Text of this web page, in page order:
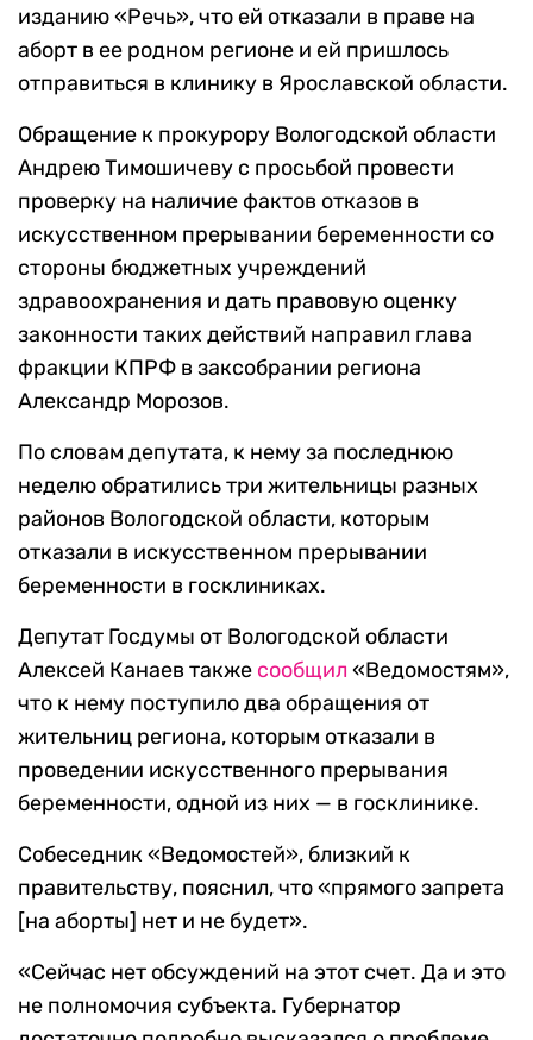
изданию «Речь», что ей отказали в праве на
аборт в ее родном регионе и ей пришлось
отправиться в клинику в Ярославской области.
Обращение к прокурору Вологодской области
Андрею Тимошичеву с просьбой провести
проверку на наличие фактов отказов в
искусственном прерывании беременности со
стороны бюджетных учреждений
здравоохранения и дать правовую оценку
законности таких действий направил глава
фракции КПРФ в заксобрании региона
Александр Морозов.
По словам депутата, к нему за последнюю
неделю обратились три жительницы разных
районов Вологодской области, которым
отказали в искусственном прерывании
беременности в госклиниках.
Депутат Госдумы от Вологодской области
Алексей Канаев также сообщил «Ведомостям»,
что к нему поступило два обращения от
жительниц региона, которым отказали в
проведении искусственного прерывания
беременности, одной из них — в госклинике.
Собеседник «Ведомостей», близкий к
правительству, пояснил, что «прямого запрета
[на аборты] нет и не будет».
«Сейчас нет обсуждений на этот счет. Да и это
не полномочия субъекта. Губернатор